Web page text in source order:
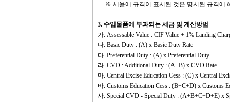
※ 세율에 규격이 표시된 것은 명시된 규격에
3. 수입물품에 부과되는 세금 및 계산방법
가. Assessable Value : CIF Value + 1% Landing
나. Basic Duty : (A) x Basic Duty Rate
다. Preferential Duty : (A) x Preferential Duty
라. CVD : Additional Duty : (A+B) x CVD Rate
마. Central Excise Education Cess : (C) x Central
바. Customs Education Cess : (B+C+D) x Customs
사. Special CVD - Special Duty : (A+B+C+D+E) x